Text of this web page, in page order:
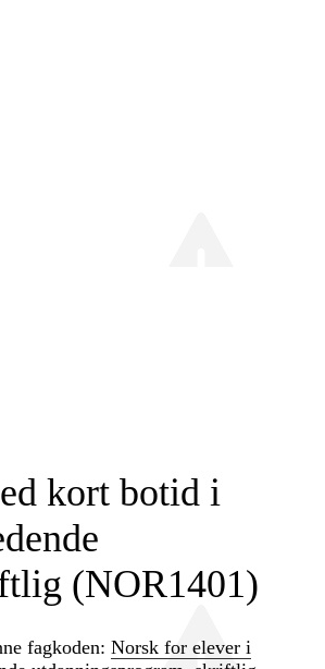
kort botid i
(NOR1401)
fagkoden: Norsk for elever i